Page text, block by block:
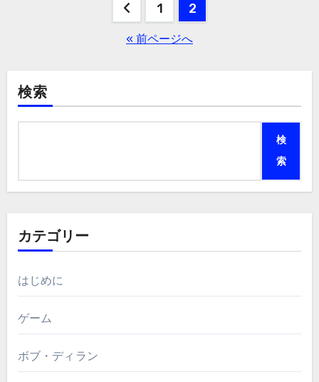
ペ
ー
送
1 2
« 前ページへ
検索
検
索
カテゴリー
はじめに
ゲーム
ボブ・ディラン